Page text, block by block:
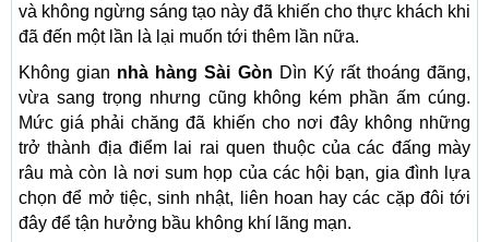
và không ngừng sáng tạo này đã khiến cho thực khách khi
đã đến một lần là lại muốn tới thêm lần nữa.
Không gian nhà hàng Sài Gòn Dìn Ký rất thoáng đãng,
vừa sang trọng nhưng cũng không kém phần ấm cúng.
Mức giá phải chăng đã khiến cho nơi đây không những
trở thành địa điểm lai rai quen thuộc của các đấng mày
râu mà còn là nơi sum họp của các hội bạn, gia đình lựa
chọn để mở tiệc, sinh nhật, liên hoan hay các cặp đôi tới
đây để tận hưởng bầu không khí lãng mạn.